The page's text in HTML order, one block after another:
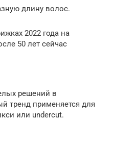
длину волос.
2022 года на
50 лет сейчас
решений в
тренд применяется для
или undercut.